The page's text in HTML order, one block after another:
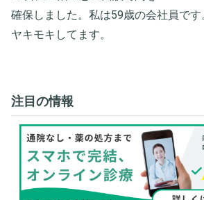
確保しました。私は59歳の会社員で
ヤキモキしてます。
注目の情報